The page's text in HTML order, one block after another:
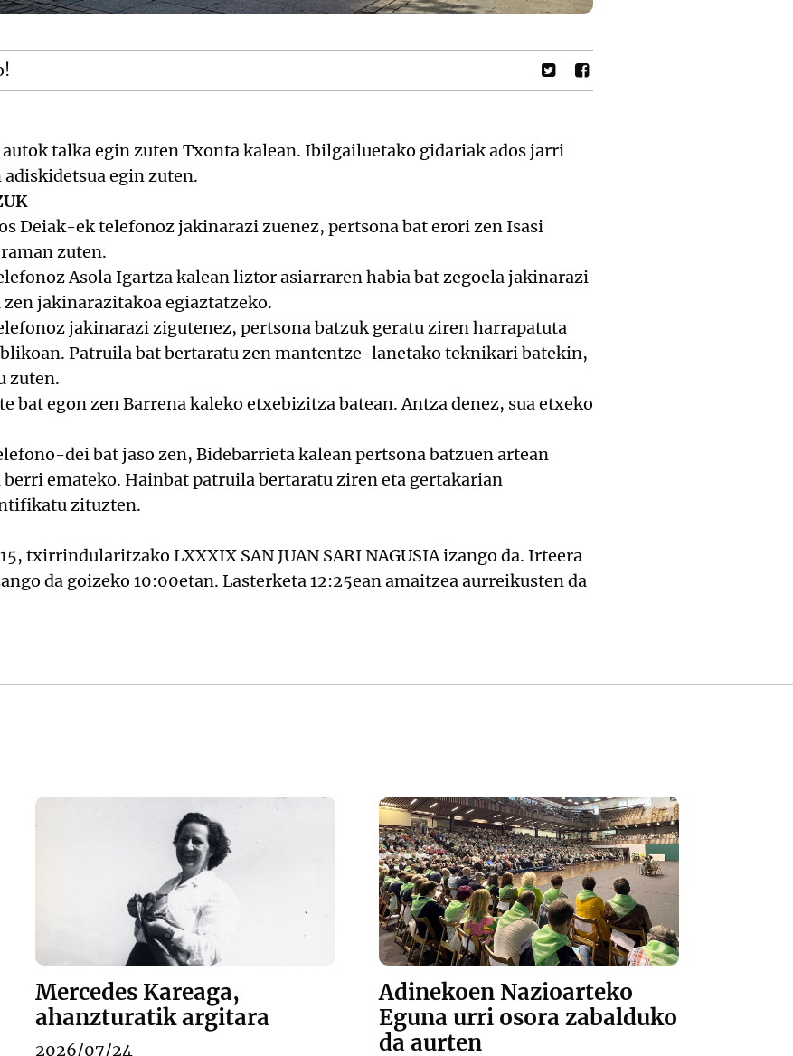
talka egin zuten Txonta kalean. Ibilgailuetako gidariak ados jarri
egin zuten.
Deiak-ek telefonoz jakinarazi zuenez, pertsona bat erori zen Isasi
zuten.
Asola Igartza kalean liztor asiarraren habia bat zegoela jakinarazi
jakinarazitakoa egiaztatzeko.
jakinarazi zigutenez, pertsona batzuk geratu ziren harrapatuta
Patruila bat bertaratu zen mantentze-lanetako teknikari batekin,
zuten.
bat egon zen Barrena kaleko etxebizitza batean. Antza denez, sua etxeko
dei bat jaso zen, Bidebarrieta kalean pertsona batzuen artean
emateko. Hainbat patruila bertaratu ziren eta gertakarian
zituzten.
txirrindularitzako LXXXIX SAN JUAN SARI NAGUSIA izango da. Irteera
da goizeko 10:00etan. Lasterketa 12:25ean amaitzea aurreikusten da
Mercedes Kareaga,
ahanzturatik argitara
2026/07/24
Adinekoen Nazioarteko
Eguna urri osora zabalduko
da aurten